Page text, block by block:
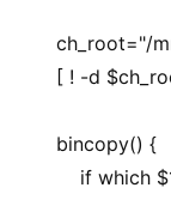
ch_root="/
[ ! -d
bincopy() {
if which